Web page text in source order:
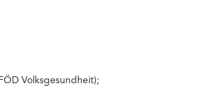
Volksgesundheit);